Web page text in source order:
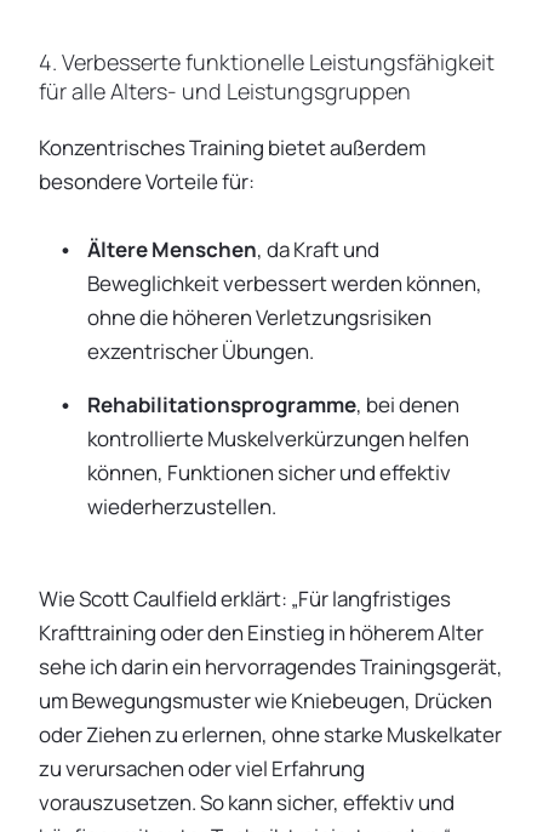
4. Verbesserte funktionelle Leistungsfähigkeit
für alle Alters- und Leistungsgruppen
Konzentrisches Training bietet außerdem
besondere Vorteile für:
Ältere Menschen, da Kraft und
Beweglichkeit verbessert werden können,
ohne die höheren Verletzungsrisiken
exzentrischer Übungen.
Rehabilitationsprogramme, bei denen
kontrollierte Muskelverkürzungen helfen
können, Funktionen sicher und effektiv
wiederherzustellen.
Wie Scott Caulfield erklärt: „Für langfristiges
Krafttraining oder den Einstieg in höherem Alter
sehe ich darin ein hervorragendes Trainingsgerät,
um Bewegungsmuster wie Kniebeugen, Drücken
oder Ziehen zu erlernen, ohne starke Muskelkater
zu verursachen oder viel Erfahrung
vorauszusetzen. So kann sicher, effektiv und